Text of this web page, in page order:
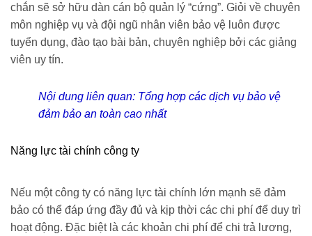
chắn sẽ sở hữu dàn cán bộ quản lý “cứng”. Giỏi về chuyên
môn nghiệp vụ và đội ngũ nhân viên bảo vệ luôn được
tuyển dụng, đào tạo bài bản, chuyên nghiệp bởi các giảng
viên uy tín.
Nội dung liên quan: Tổng hợp các dịch vụ bảo vệ
đảm bảo an toàn cao nhất
Năng lực tài chính công ty
Nếu một công ty có năng lực tài chính lớn mạnh sẽ đảm
bảo có thể đáp ứng đầy đủ và kịp thời các chi phí để duy trì
hoạt động. Đặc biệt là các khoản chi phí để chi trả lương,